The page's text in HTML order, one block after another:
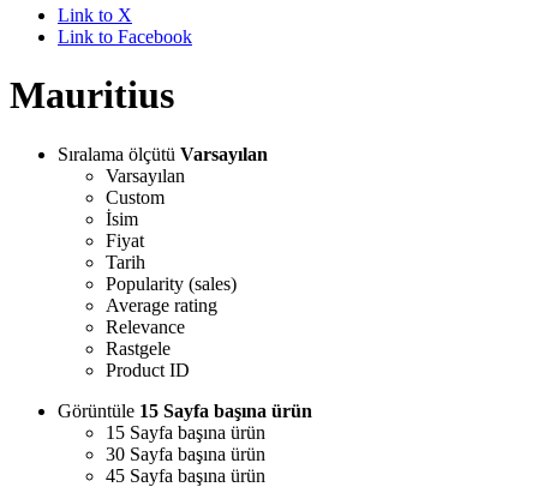
Link to X
Link to Facebook
Mauritius
Sıralama ölçütü Varsayılan
Varsayılan
Custom
İsim
Fiyat
Tarih
Popularity (sales)
Average rating
Relevance
Rastgele
Product ID
Görüntüle 15 Sayfa başına ürün
15 Sayfa başına ürün
30 Sayfa başına ürün
45 Sayfa başına ürün